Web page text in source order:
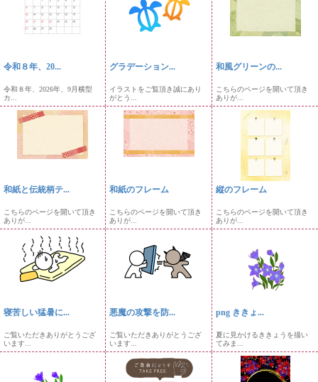
令和８年、20...
令和８年、2026年、9月横型
カ...
グラデーション...
イラストをご覧頂き誠にあり
がとう...
和風グリーンの...
こちらのページを開いて頂き
ありが...
和紙と伝統柄テ...
こちらのページを開いて頂き
ありが...
和紙のフレーム
こちらのページを開いて頂き
ありが...
縦のフレーム
こちらのページを開いて頂き
ありが...
寝苦しい猛暑に...
ご覧いただきありがとうござ
います...
悪魔の攻撃を防...
ご覧いただきありがとうござ
います...
png ききょ...
夏に見かけるききょうを描い
てみま...